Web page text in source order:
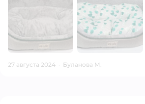
27 августа 2024 · Буланова М.